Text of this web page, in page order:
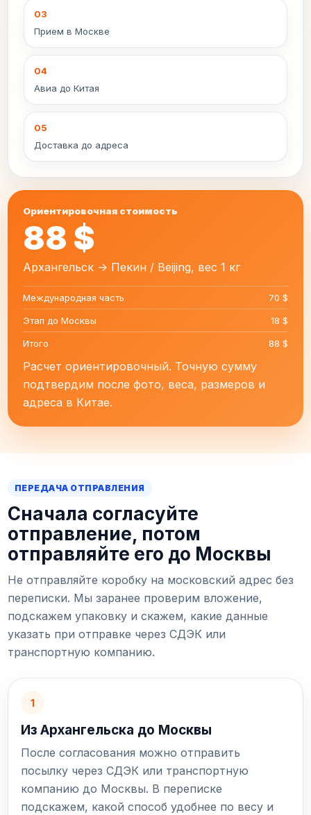
03
Прием в Москве
04
Авиа до Китая
05
Доставка до адреса
Ориентировочная стоимость
88 $
Архангельск -> Пекин / Beijing, вес 1 кг
Международная часть 70 $
Этап до Москвы 18 $
Итого 88 $
Расчет ориентировочный. Точную сумму
подтвердим после фото, веса, размеров и
адреса в Китае.
ПЕРЕДАЧА ОТПРАВЛЕНИЯ
Сначала согласуйте
отправление, потом
отправляйте его до Москвы
Не отправляйте коробку на московский адрес без
переписки. Мы заранее проверим вложение,
подскажем упаковку и скажем, какие данные
указать при отправке через СДЭК или
транспортную компанию.
1
Из Архангельска до Москвы
После согласования можно отправить
посылку через СДЭК или транспортную
компанию до Москвы. В переписке
подскажем, какой способ удобнее по весу и